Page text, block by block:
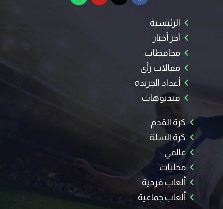
الرئيسية
آخر أخبار
محافظات
مقالات رأي
أعداد الجريدة
فيديوهات
كرة القدم
كرة السلة
عالمي
محليات
ألعاب فردية
ألعاب جماعية